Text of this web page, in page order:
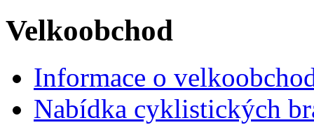
Velkoobchod
Informace o
Nabídka cyklistických